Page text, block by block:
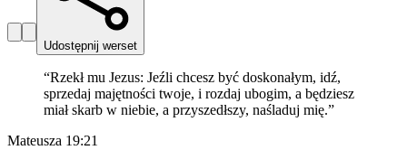
Udostępnij werset
“Rzekł mu Jezus: Jeźli chcesz być doskonałym, idź,
sprzedaj majętności twoje, i rozdaj ubogim, a będziesz
miał skarb w niebie, a przyszedłszy, naśladuj mię.”
Mateusza 19:21